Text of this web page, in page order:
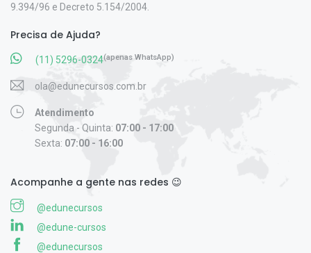
9.394/96 e Decreto 5.154/2004.
Precisa de Ajuda?
(11) 5296-0324(apenas WhatsApp)
ola@edunecursos.com.br
Atendimento
Segunda - Quinta: 07:00 - 17:00
Sexta: 07:00 - 16:00
Acompanhe a gente nas redes 😉
@edunecursos
@edune-cursos
@edunecursos